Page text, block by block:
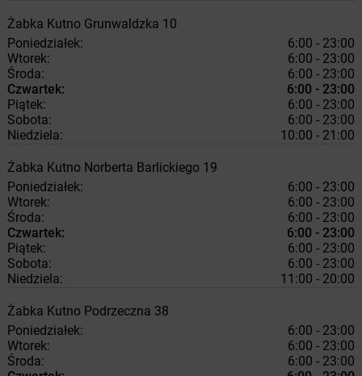
Żabka Kutno Grunwaldzka 10
Poniedziałek:
6:00 - 23:00
Wtorek:
6:00 - 23:00
Środa:
6:00 - 23:00
Czwartek:
6:00 - 23:00
Piątek:
6:00 - 23:00
Sobota:
6:00 - 23:00
Niedziela:
10:00 - 21:00
Żabka Kutno Norberta Barlickiego 19
Poniedziałek:
6:00 - 23:00
Wtorek:
6:00 - 23:00
Środa:
6:00 - 23:00
Czwartek:
6:00 - 23:00
Piątek:
6:00 - 23:00
Sobota:
6:00 - 23:00
Niedziela:
11:00 - 20:00
Żabka Kutno Podrzeczna 38
Poniedziałek:
6:00 - 23:00
Wtorek:
6:00 - 23:00
Środa:
6:00 - 23:00